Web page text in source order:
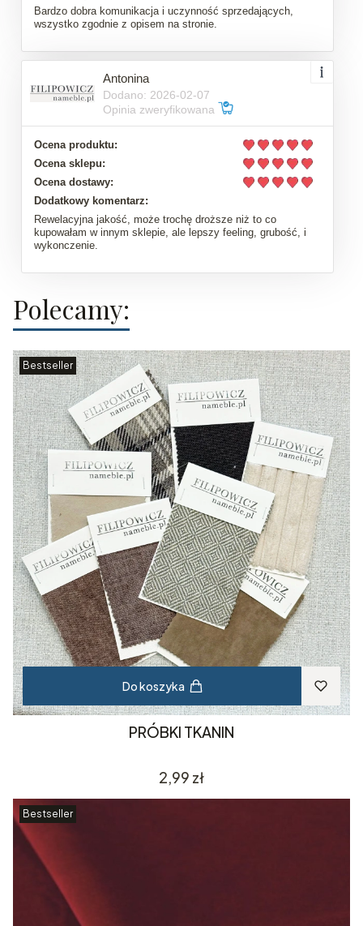
Bardzo dobra komunikacja i uczynność sprzedających,
wszystko zgodnie z opisem na stronie.
Antonina
Dodano: 2026-02-07
Opinia zweryfikowana
Ocena produktu:
Ocena sklepu:
Ocena dostawy:
Dodatkowy komentarz:
Rewelacyjna jakość, może trochę droższe niż to co
kupowałam w innym sklepie, ale lepszy feeling, grubość, i
wykonczenie.
Polecamy:
Bestseller
Do koszyka
PRÓBKI TKANIN
Cena
2,99 zł
Bestseller